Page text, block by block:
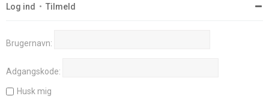
Log ind • Tilmeld
Brugernavn:
Adgangskode:
Husk mig